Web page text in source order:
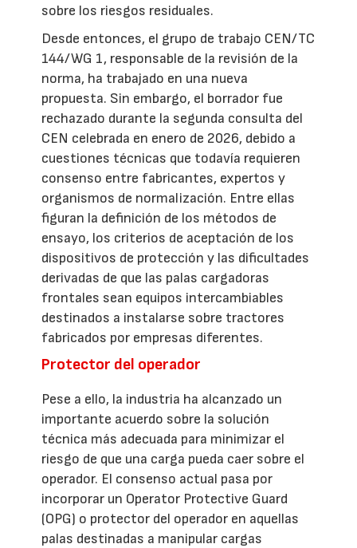
sobre los riesgos residuales.
Desde entonces, el grupo de trabajo CEN/TC
144/WG 1, responsable de la revisión de la
norma, ha trabajado en una nueva
propuesta. Sin embargo, el borrador fue
rechazado durante la segunda consulta del
CEN celebrada en enero de 2026, debido a
cuestiones técnicas que todavía requieren
consenso entre fabricantes, expertos y
organismos de normalización. Entre ellas
figuran la definición de los métodos de
ensayo, los criterios de aceptación de los
dispositivos de protección y las dificultades
derivadas de que las palas cargadoras
frontales sean equipos intercambiables
destinados a instalarse sobre tractores
fabricados por empresas diferentes.
Protector del operador
Pese a ello, la industria ha alcanzado un
importante acuerdo sobre la solución
técnica más adecuada para minimizar el
riesgo de que una carga pueda caer sobre el
operador. El consenso actual pasa por
incorporar un Operator Protective Guard
(OPG) o protector del operador en aquellas
palas destinadas a manipular cargas